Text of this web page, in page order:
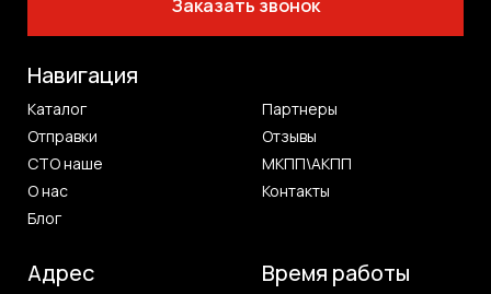
Заказать звонок
Навигация
Каталог
Партнеры
Отправки
Отзывы
СТО наше
МКПП\АКПП
О нас
Контакты
Блог
Адрес Время работы